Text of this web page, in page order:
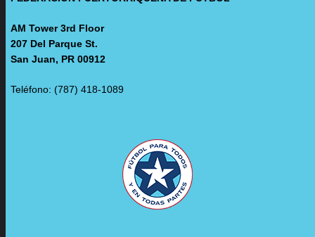
AM Tower 3rd Floor
207 Del Parque St.
San Juan, PR 00912
Teléfono: (787) 418-1089